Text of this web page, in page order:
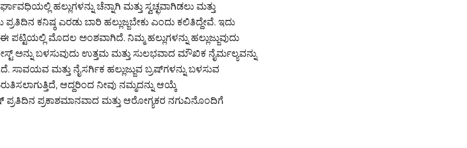
ಹಲ್ಲುಗಳನ್ನು ಚೆನ್ನಾಗಿ ಮತ್ತು ಸ್ವಚ್ಛವಾಗಿಡಲು ಮತ್ತು
ಪ್ರತಿದಿನ ಕನಿಷ್ಠ ಎರಡು ಬಾರಿ ಹಲ್ಲುಜ್ಜಬೇಕು ಎಂದು ಕಲಿತಿದ್ದೇವೆ. ಇದು
ಪಟ್ಟಿಯಲ್ಲಿ ಮೊದಲ ಅಂಶವಾಗಿದೆ. ನಿಮ್ಮ ಹಲ್ಲುಗಳನ್ನು ಹಲ್ಲುಜ್ಜುವುದು
ಅನ್ನು ಬಳಸುವುದು ಉತ್ತಮ ಮತ್ತು ಸುಲಭವಾದ ಮೌಖಿಕ ನೈರ್ಮಲ್ಯವನ್ನು
ಸಾವಯವ ಮತ್ತು ನೈಸರ್ಗಿಕ ಹಲ್ಲುಜ್ಜುವ ಬ್ರಷ್‌ಗಳನ್ನು ಬಳಸುವ
ಆದ್ದರಿಂದ ನೀವು ನಮ್ಮದನ್ನು ಆಯ್ಕೆ
ಪ್ರತಿದಿನ ಪ್ರಕಾಶಮಾನವಾದ ಮತ್ತು ಆರೋಗ್ಯಕರ ನಗುವಿನೊಂದಿಗೆ